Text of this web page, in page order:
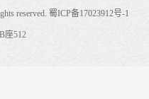
reserved. 蜀ICP备17023912号-1
座512